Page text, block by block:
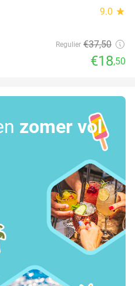
9.0 star
Regulier €37,50
€18,50
zomer vol